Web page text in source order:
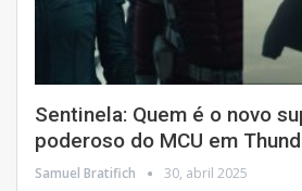
Sentinela: Quem é o novo
poderoso do MCU em
Samuel Bratifich 30, abril 2025